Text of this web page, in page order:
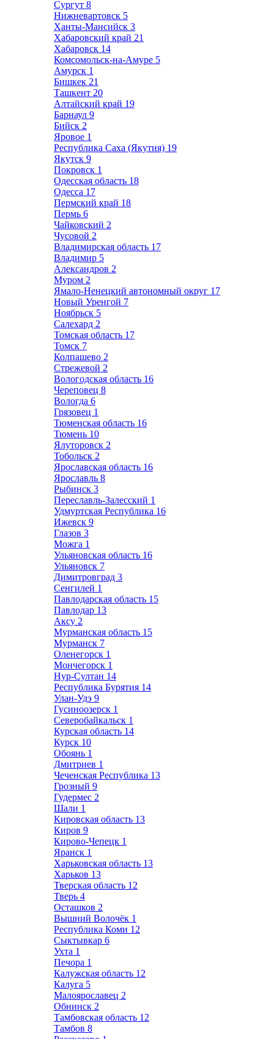
Сургут 8
Нижневартовск 5
Ханты-Мансийск 3
Хабаровский край 21
Хабаровск 14
Комсомольск-на-Амуре 5
Амурск 1
Бишкек 21
Ташкент 20
Алтайский край 19
Барнаул 9
Бийск 2
Яровое 1
Республика Саха (Якутия) 19
Якутск 9
Покровск 1
Одесская область 18
Одесса 17
Пермский край 18
Пермь 6
Чайковский 2
Чусовой 2
Владимирская область 17
Владимир 5
Александров 2
Муром 2
Ямало-Ненецкий автономный округ 17
Новый Уренгой 7
Ноябрьск 5
Салехард 2
Томская область 17
Томск 7
Колпашево 2
Стрежевой 2
Вологодская область 16
Череповец 8
Вологда 6
Грязовец 1
Тюменская область 16
Тюмень 10
Ялуторовск 2
Тобольск 2
Ярославская область 16
Ярославль 8
Рыбинск 3
Переславль-Залесский 1
Удмуртская Республика 16
Ижевск 9
Глазов 3
Можга 1
Ульяновская область 16
Ульяновск 7
Димитровград 3
Сенгилей 1
Павлодарская область 15
Павлодар 13
Аксу 2
Мурманская область 15
Мурманск 7
Оленегорск 1
Мончегорск 1
Нур-Султан 14
Республика Бурятия 14
Улан-Удэ 9
Гусиноозерск 1
Северобайкальск 1
Курская область 14
Курск 10
Обоянь 1
Дмитриев 1
Чеченская Республика 13
Грозный 9
Гудермес 2
Шали 1
Кировская область 13
Киров 9
Кирово-Чепецк 1
Яранск 1
Харьковская область 13
Харьков 13
Тверская область 12
Тверь 4
Осташков 2
Вышний Волочёк 1
Республика Коми 12
Сыктывкар 6
Ухта 1
Печора 1
Калужская область 12
Калуга 5
Малоярославец 2
Обнинск 2
Тамбовская область 12
Тамбов 8